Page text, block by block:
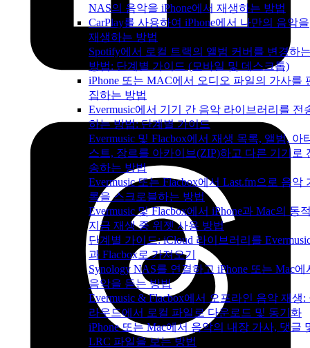
NAS의 음악을 iPhone에서 재생하는 방법
CarPlay를 사용하여 iPhone에서 나만의 음악을
재생하는 방법
Spotify에서 로컬 트랙의 앨범 커버를 변경하
방법: 단계별 가이드 (모바일 및 데스크톱)
iPhone 또는 MAC에서 오디오 파일의 가사를
집하는 방법
Evermusic에서 기기 간 음악 라이브러리를 전
하는 방법: 단계별 가이드
Evermusic 및 Flacbox에서 재생 목록, 앨범, 아
스트, 장르를 아카이브(ZIP)하고 다른 기기로
송하는 방법
Evermusic 또는 Flacbox에서 Last.fm으로 음악
록을 스크로블하는 방법
Evermusic 및 Flacbox에서 iPhone과 Mac의 동
지금 재생 중 위젯 사용 방법
단계별 가이드: iCloud 라이브러리를
과 Flacbox로 가져오기
Synology NAS를 연결하고 iPhone 또는 Mac에
음악을 듣는 방법
Evermusic & Flacbox에서 오프라인 음악 재생:
라우드에서 로컬 파일로 다운로드 및 동기화
iPhone 또는 Mac에서 음악의 내장 가사, 댓글
LRC 파일을 보는 방법